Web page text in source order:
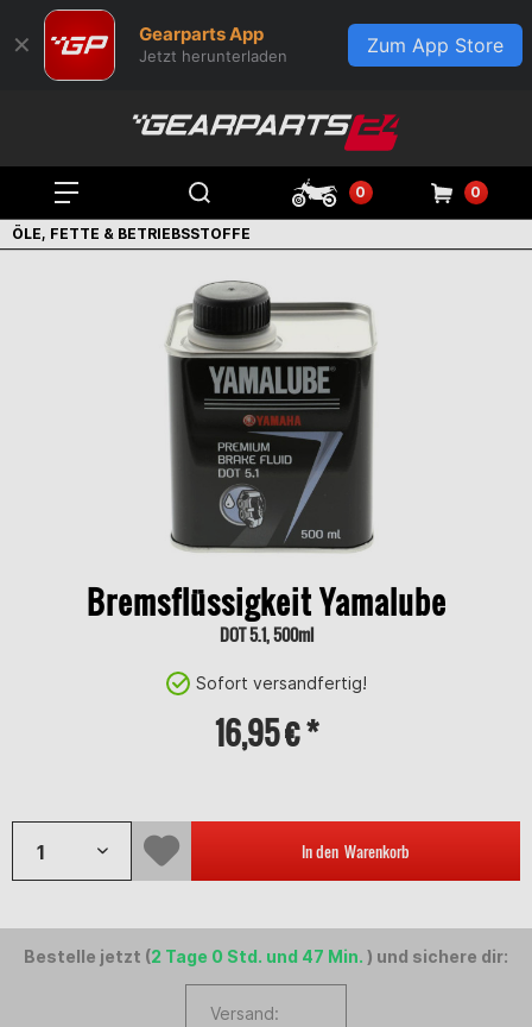
✕ Gearparts App
Jetzt herunterladen Zum App Store
0 0
ÖLE, FETTE & BETRIEBSSTOFFE
Bremsflüssigkeit Yamalube
DOT 5.1, 500ml
Sofort versandfertig!
16,95 € *
In den Warenkorb
Bestelle jetzt (2 Tage 0 Std. und 47 Min. ) und sichere dir:
Versand: